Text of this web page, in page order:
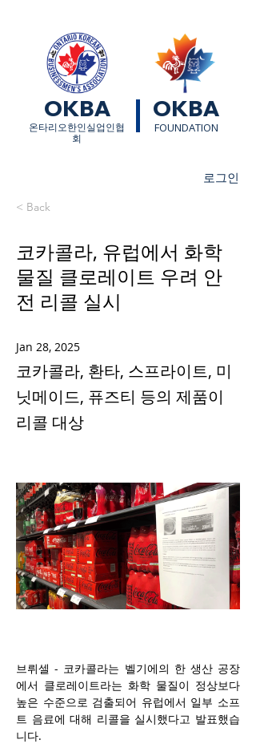
OKBA OKBA
​온타리오한인실업인협
회
FOUNDATION
로그인
< Back
코카콜라, 유럽에서 화학
물질 클로레이트 우려 안
전 리콜 실시
Jan 28, 2025
코카콜라, 환타, 스프라이트, 미
닛메이드, 퓨즈티 등의 제품이
리콜 대상
브뤼셀 - 코카콜라는 벨기에의 한 생산 공장
에서 클로레이트라는 화학 물질이 정상보다
높은 수준으로 검출되어 유럽에서 일부 소프
트 음료에 대해 리콜을 실시했다고 발표했습
니다.